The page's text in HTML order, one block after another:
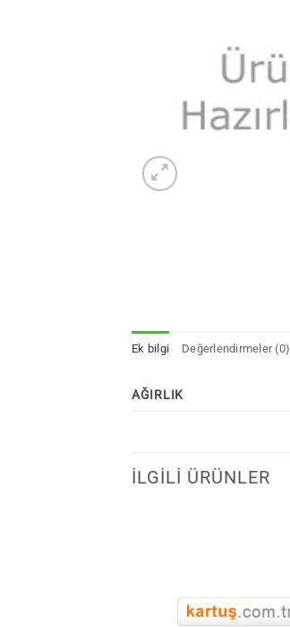
Ek bilgi Değerlendirmeler (0)
AĞIRLIK
İLGILI ÜRÜNLER